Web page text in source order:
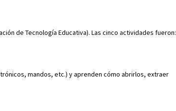
de Tecnología Educativa). Las cinco actividades fueron:
mandos, etc.) y aprenden cómo abrirlos, extraer